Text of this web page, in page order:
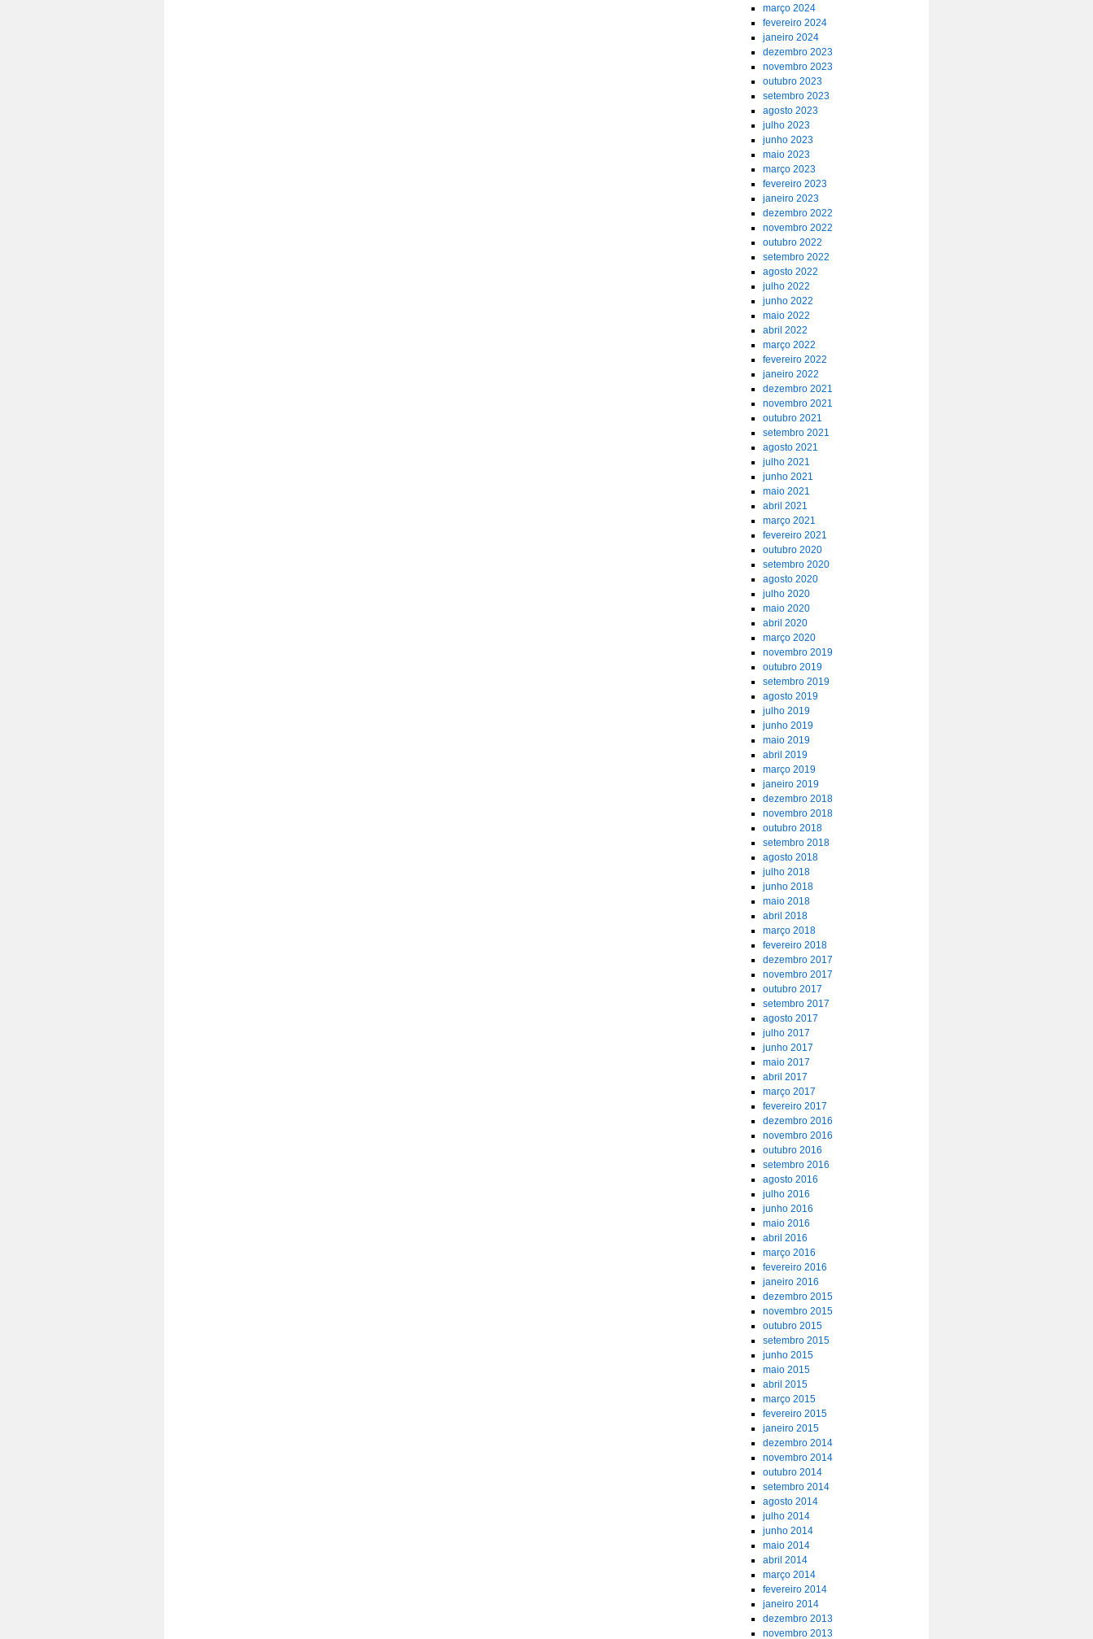
março 2024
fevereiro 2024
janeiro 2024
dezembro 2023
novembro 2023
outubro 2023
setembro 2023
agosto 2023
julho 2023
junho 2023
maio 2023
março 2023
fevereiro 2023
janeiro 2023
dezembro 2022
novembro 2022
outubro 2022
setembro 2022
agosto 2022
julho 2022
junho 2022
maio 2022
abril 2022
março 2022
fevereiro 2022
janeiro 2022
dezembro 2021
novembro 2021
outubro 2021
setembro 2021
agosto 2021
julho 2021
junho 2021
maio 2021
abril 2021
março 2021
fevereiro 2021
outubro 2020
setembro 2020
agosto 2020
julho 2020
maio 2020
abril 2020
março 2020
novembro 2019
outubro 2019
setembro 2019
agosto 2019
julho 2019
junho 2019
maio 2019
abril 2019
março 2019
janeiro 2019
dezembro 2018
novembro 2018
outubro 2018
setembro 2018
agosto 2018
julho 2018
junho 2018
maio 2018
abril 2018
março 2018
fevereiro 2018
dezembro 2017
novembro 2017
outubro 2017
setembro 2017
agosto 2017
julho 2017
junho 2017
maio 2017
abril 2017
março 2017
fevereiro 2017
dezembro 2016
novembro 2016
outubro 2016
setembro 2016
agosto 2016
julho 2016
junho 2016
maio 2016
abril 2016
março 2016
fevereiro 2016
janeiro 2016
dezembro 2015
novembro 2015
outubro 2015
setembro 2015
junho 2015
maio 2015
abril 2015
março 2015
fevereiro 2015
janeiro 2015
dezembro 2014
novembro 2014
outubro 2014
setembro 2014
agosto 2014
julho 2014
junho 2014
maio 2014
abril 2014
março 2014
fevereiro 2014
janeiro 2014
dezembro 2013
novembro 2013